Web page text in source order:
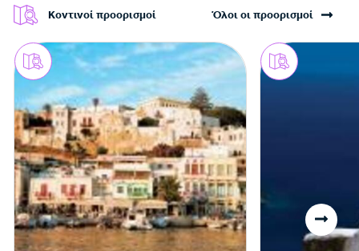
Κοντινοί προορισμοί Όλοι οι προορισμοί